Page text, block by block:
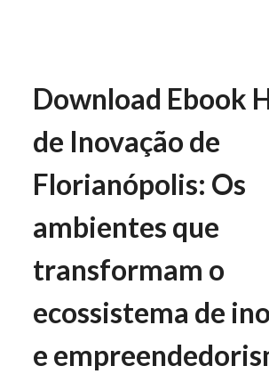
Download Ebook
de Inovação de
Florianópolis: Os
ambientes que
transformam o
ecossistema de
e